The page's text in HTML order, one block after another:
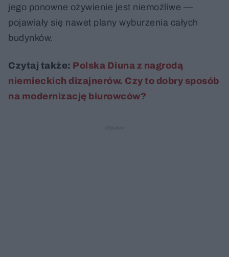
jego ponowne ożywienie jest niemożliwe —
pojawiały się nawet plany wyburzenia całych
budynków.
Czytaj także: Polska Diuna z nagrodą
niemieckich dizajnerów. Czy to dobry sposób
na modernizację biurowców?